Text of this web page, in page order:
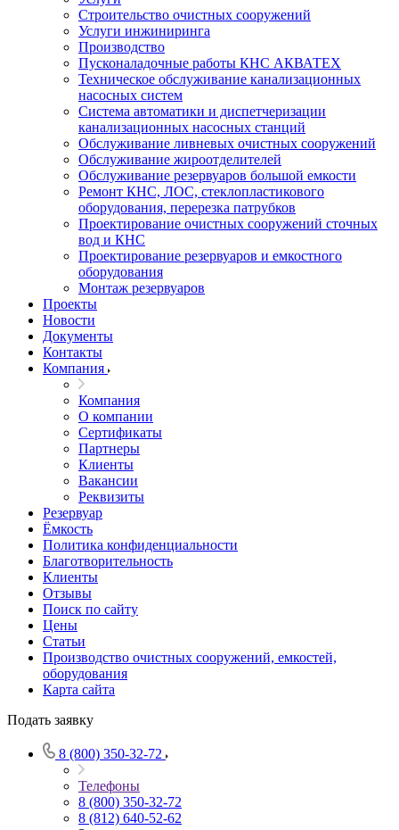
Строительство очистных сооружений
Услуги инжиниринга
Производство
Пусконаладочные работы КНС АКВАТЕХ
Техническое обслуживание канализационных
насосных систем
Система автоматики и диспетчеризации
канализационных насосных станций
Обслуживание ливневых очистных сооружений
Обслуживание жироотделителей
Обслуживание резервуаров большой емкости
Ремонт КНС, ЛОС, стеклопластикового
оборудования, перерезка патрубков
Проектирование очистных сооружений сточных
вод и КНС
Проектирование резервуаров и емкостного
оборудования
Монтаж резервуаров
Проекты
Новости
Документы
Контакты
Компания
Компания
О компании
Сертификаты
Партнеры
Клиенты
Вакансии
Реквизиты
Резервуар
Ёмкость
Политика конфиденциальности
Благотворительность
Клиенты
Отзывы
Поиск по сайту
Цены
Статьи
Производство очистных сооружений, емкостей,
оборудования
Карта сайта
Подать заявку
8 (800) 350-32-72
Телефоны
8 (800) 350-32-72
8 (812) 640-52-62